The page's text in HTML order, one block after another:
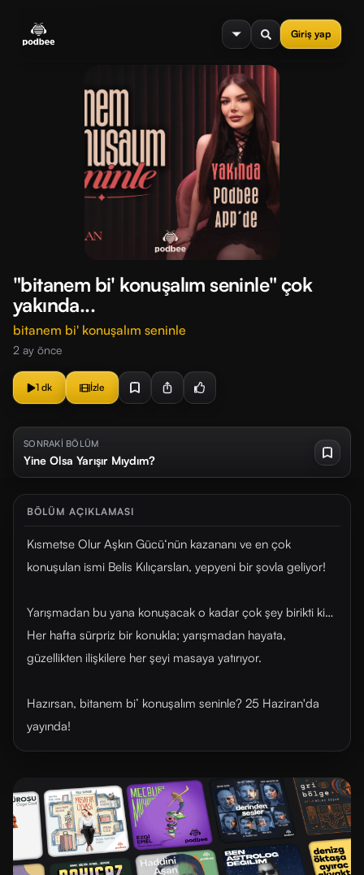
Giriş yap
menu
"bitanem bi' konuşalım seninle" çok
yakında...
bitanem bi' konuşalım seninle
2 ay önce
1 dk İzle
SONRAKİ BÖLÜM
Yine Olsa Yarışır Mıydım?
BÖLÜM AÇIKLAMASI
Kısmetse Olur Aşkın Gücü‘nün kazananı ve en çok
konuşulan ismi Belis Kılıçarslan, yepyeni bir şovla geliyor!
Yarışmadan bu yana konuşacak o kadar çok şey birikti ki…
Her hafta sürpriz bir konukla; yarışmadan hayata,
güzellikten ilişkilere her şeyi masaya yatırıyor.
Hazırsan, bitanem bi’ konuşalım seninle? 25 Haziran'da
yayında!